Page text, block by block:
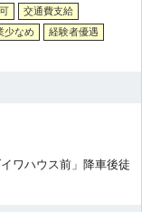
交通費支給
少なめ
経験者優遇
ワハウス前」降車後徒